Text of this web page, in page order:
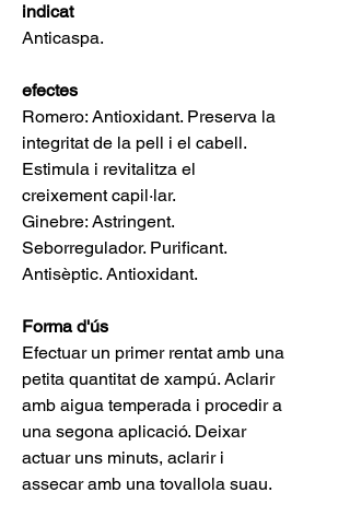
indicat
Anticaspa.
efectes
Romero: Antioxidant. Preserva la
integritat de la pell i el cabell.
Estimula i revitalitza el
creixement capil·lar.
Ginebre: Astringent.
Seborregulador. Purificant.
Antisèptic. Antioxidant.
Forma d'ús
Efectuar un primer rentat amb una
petita quantitat de xampú. Aclarir
amb aigua temperada i procedir a
una segona aplicació. Deixar
actuar uns minuts, aclarir i
assecar amb una tovallola suau.